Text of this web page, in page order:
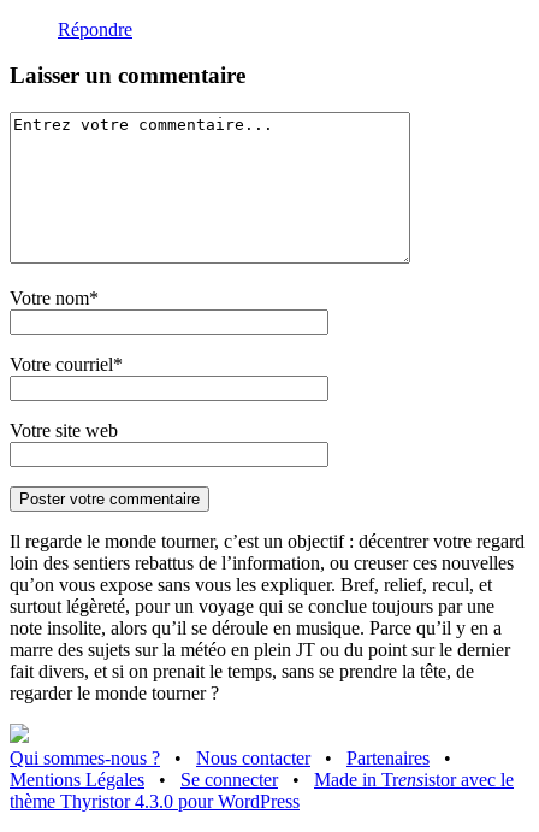
Répondre
Laisser un commentaire
Votre nom*
Votre courriel*
Votre site web
Il regarde le monde tourner, c’est un objectif : décentrer votre regard
loin des sentiers rebattus de l’information, ou creuser ces nouvelles
qu’on vous expose sans vous les expliquer. Bref, relief, recul, et
surtout légèreté, pour un voyage qui se conclue toujours par une
note insolite, alors qu’il se déroule en musique. Parce qu’il y en a
marre des sujets sur la météo en plein JT ou du point sur le dernier
fait divers, et si on prenait le temps, sans se prendre la tête, de
regarder le monde tourner ?
Qui sommes-nous ? • Nous contacter • Partenaires
•
Mentions Légales
• Se connecter • Made in Trensistor avec le
thème Thyristor 4.3.0 pour WordPress